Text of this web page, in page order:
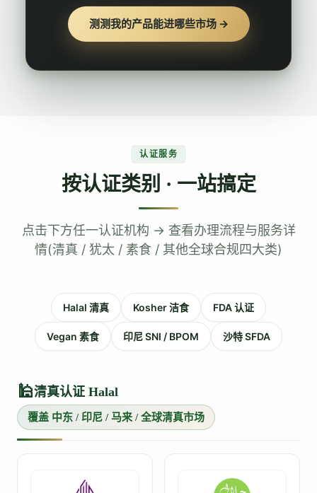
测测我的产品能进哪些市场 →
认证服务
按认证类别 · 一站搞定
点击下方任一认证机构 → 查看办理流程与服务详
情(清真 / 犹太 / 素食 / 其他全球合规四大类)
Halal 清真 Kosher 洁食 FDA 认证
Vegan 素食 印尼 SNI / BPOM 沙特 SFDA
🕌清真认证 Halal
覆盖 中东 / 印尼 / 马来 / 全球清真市场